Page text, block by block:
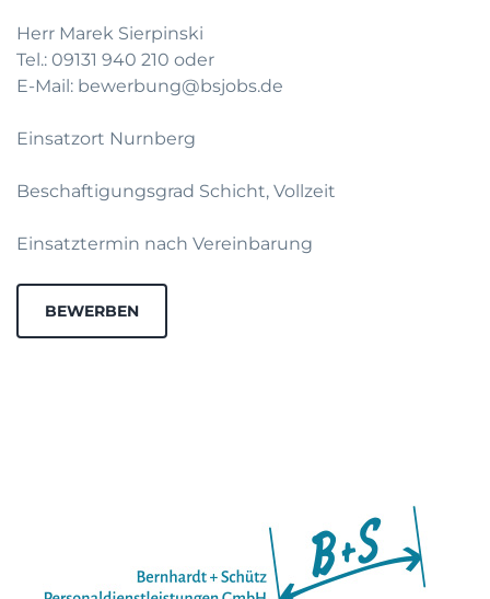
Herr Marek Sierpinski
Tel.: 09131 940 210 oder
E-Mail: bewerbung@bsjobs.de
Einsatzort Nurnberg
Beschaftigungsgrad Schicht, Vollzeit
Einsatztermin nach Vereinbarung
BEWERBEN